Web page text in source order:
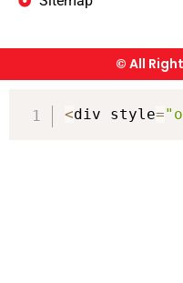
© All
<div style=